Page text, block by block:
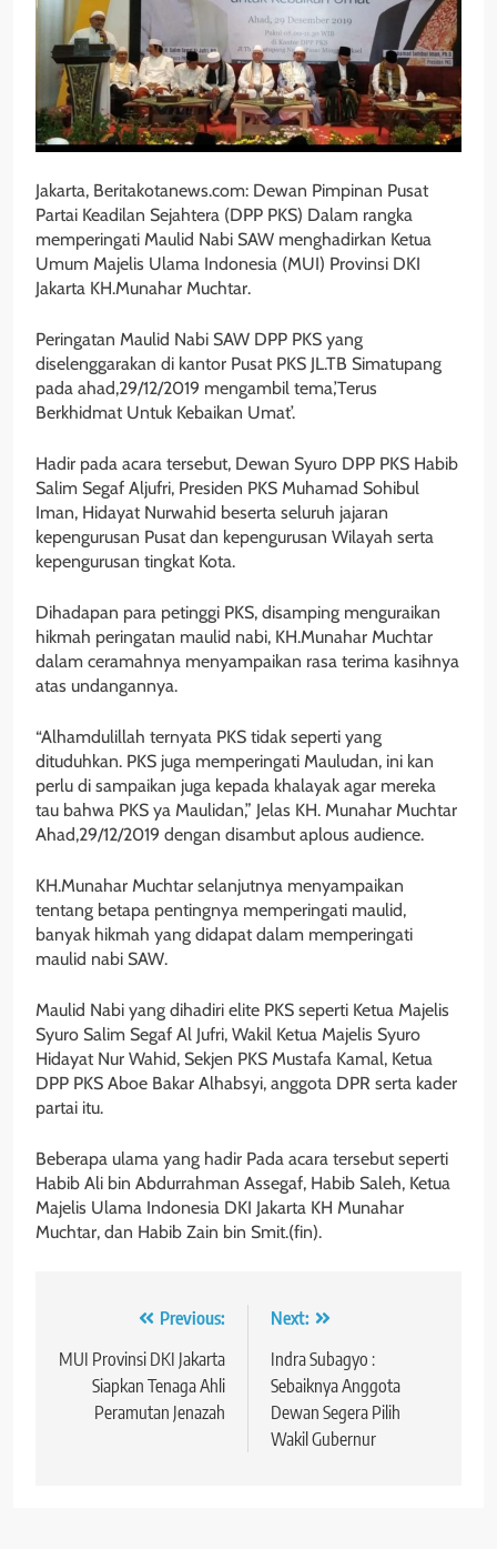
Jakarta, Beritakotanews.com: Dewan Pimpinan Pusat
Partai Keadilan Sejahtera (DPP PKS) Dalam rangka
memperingati Maulid Nabi SAW menghadirkan Ketua
Umum Majelis Ulama Indonesia (MUI) Provinsi DKI
Jakarta KH.Munahar Muchtar.
Peringatan Maulid Nabi SAW DPP PKS yang
diselenggarakan di kantor Pusat PKS JL.TB Simatupang
pada ahad,29/12/2019 mengambil tema,’Terus
Berkhidmat Untuk Kebaikan Umat’.
Hadir pada acara tersebut, Dewan Syuro DPP PKS Habib
Salim Segaf Aljufri, Presiden PKS Muhamad Sohibul
Iman, Hidayat Nurwahid beserta seluruh jajaran
kepengurusan Pusat dan kepengurusan Wilayah serta
kepengurusan tingkat Kota.
Dihadapan para petinggi PKS, disamping menguraikan
hikmah peringatan maulid nabi, KH.Munahar Muchtar
dalam ceramahnya menyampaikan rasa terima kasihnya
atas undangannya.
“Alhamdulillah ternyata PKS tidak seperti yang
dituduhkan. PKS juga memperingati Mauludan, ini kan
perlu di sampaikan juga kepada khalayak agar mereka
tau bahwa PKS ya Maulidan,” Jelas KH. Munahar Muchtar
Ahad,29/12/2019 dengan disambut aplous audience.
KH.Munahar Muchtar selanjutnya menyampaikan
tentang betapa pentingnya memperingati maulid,
banyak hikmah yang didapat dalam memperingati
maulid nabi SAW.
Maulid Nabi yang dihadiri elite PKS seperti Ketua Majelis
Syuro Salim Segaf Al Jufri, Wakil Ketua Majelis Syuro
Hidayat Nur Wahid, Sekjen PKS Mustafa Kamal, Ketua
DPP PKS Aboe Bakar Alhabsyi, anggota DPR serta kader
partai itu.
Beberapa ulama yang hadir Pada acara tersebut seperti
Habib Ali bin Abdurrahman Assegaf, Habib Saleh, Ketua
Majelis Ulama Indonesia DKI Jakarta KH Munahar
Muchtar, dan Habib Zain bin Smit.(fin).
Navigasi
pos
Previous:
MUI Provinsi DKI Jakarta
Siapkan Tenaga Ahli
Peramutan Jenazah
Next:
Indra Subagyo :
Sebaiknya Anggota
Dewan Segera Pilih
Wakil Gubernur